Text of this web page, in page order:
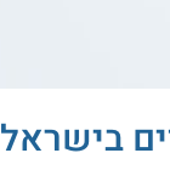
בישראל